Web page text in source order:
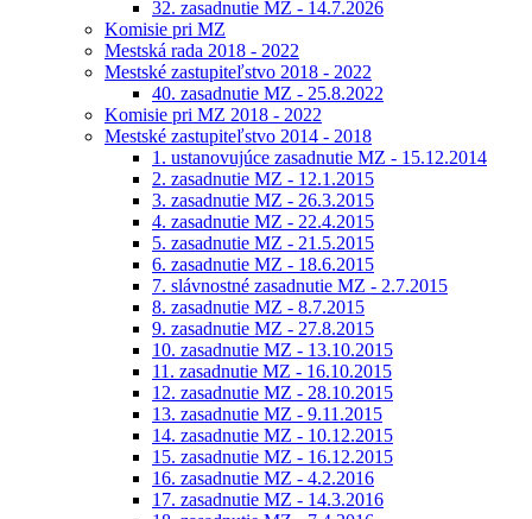
32. zasadnutie MZ - 14.7.2026
Komisie pri MZ
Mestská rada 2018 - 2022
Mestské zastupiteľstvo 2018 - 2022
40. zasadnutie MZ - 25.8.2022
Komisie pri MZ 2018 - 2022
Mestské zastupiteľstvo 2014 - 2018
1. ustanovujúce zasadnutie MZ - 15.12.2014
2. zasadnutie MZ - 12.1.2015
3. zasadnutie MZ - 26.3.2015
4. zasadnutie MZ - 22.4.2015
5. zasadnutie MZ - 21.5.2015
6. zasadnutie MZ - 18.6.2015
7. slávnostné zasadnutie MZ - 2.7.2015
8. zasadnutie MZ - 8.7.2015
9. zasadnutie MZ - 27.8.2015
10. zasadnutie MZ - 13.10.2015
11. zasadnutie MZ - 16.10.2015
12. zasadnutie MZ - 28.10.2015
13. zasadnutie MZ - 9.11.2015
14. zasadnutie MZ - 10.12.2015
15. zasadnutie MZ - 16.12.2015
16. zasadnutie MZ - 4.2.2016
17. zasadnutie MZ - 14.3.2016